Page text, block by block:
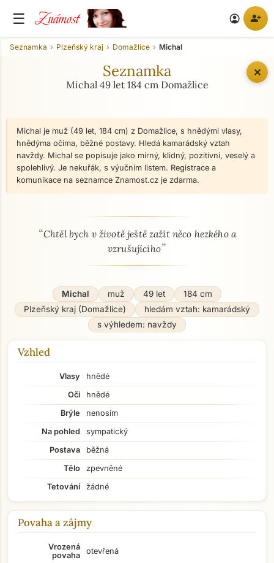
☰ Známost account_circle person_add
✕
Seznamka Plzeňský kraj Domažlice Michal
Seznamka
Michal 49 let 184 cm Domažlice
Michal je muž (49 let, 184 cm) z Domažlice, s hnědými vlasy,
hnědýma očima, běžné postavy. Hledá kamarádský vztah
navždy. Michal se popisuje jako mírný, klidný, pozitivní, veselý a
spolehlivý. Je nekuřák, s výučním listem. Registrace a
komunikace na seznamce Znamost.cz je zdarma.
O mně - seznamka profil
“Chtěl bych v životě ještě zažít něco hezkého a
vzrušujícího”
Michal muž 49 let
184 cm
Plzeňský kraj (Domažlice)
hledám vztah: kamarádský
s výhledem: navždy
Vzhled
Vlasy
hnědé
Oči
hnědé
Brýle
nenosím
Na pohled
sympatický
Postava
běžná
Tělo
zpevněné
Tetování
žádné
Povaha a zájmy
Vrozená
povaha
otevřená